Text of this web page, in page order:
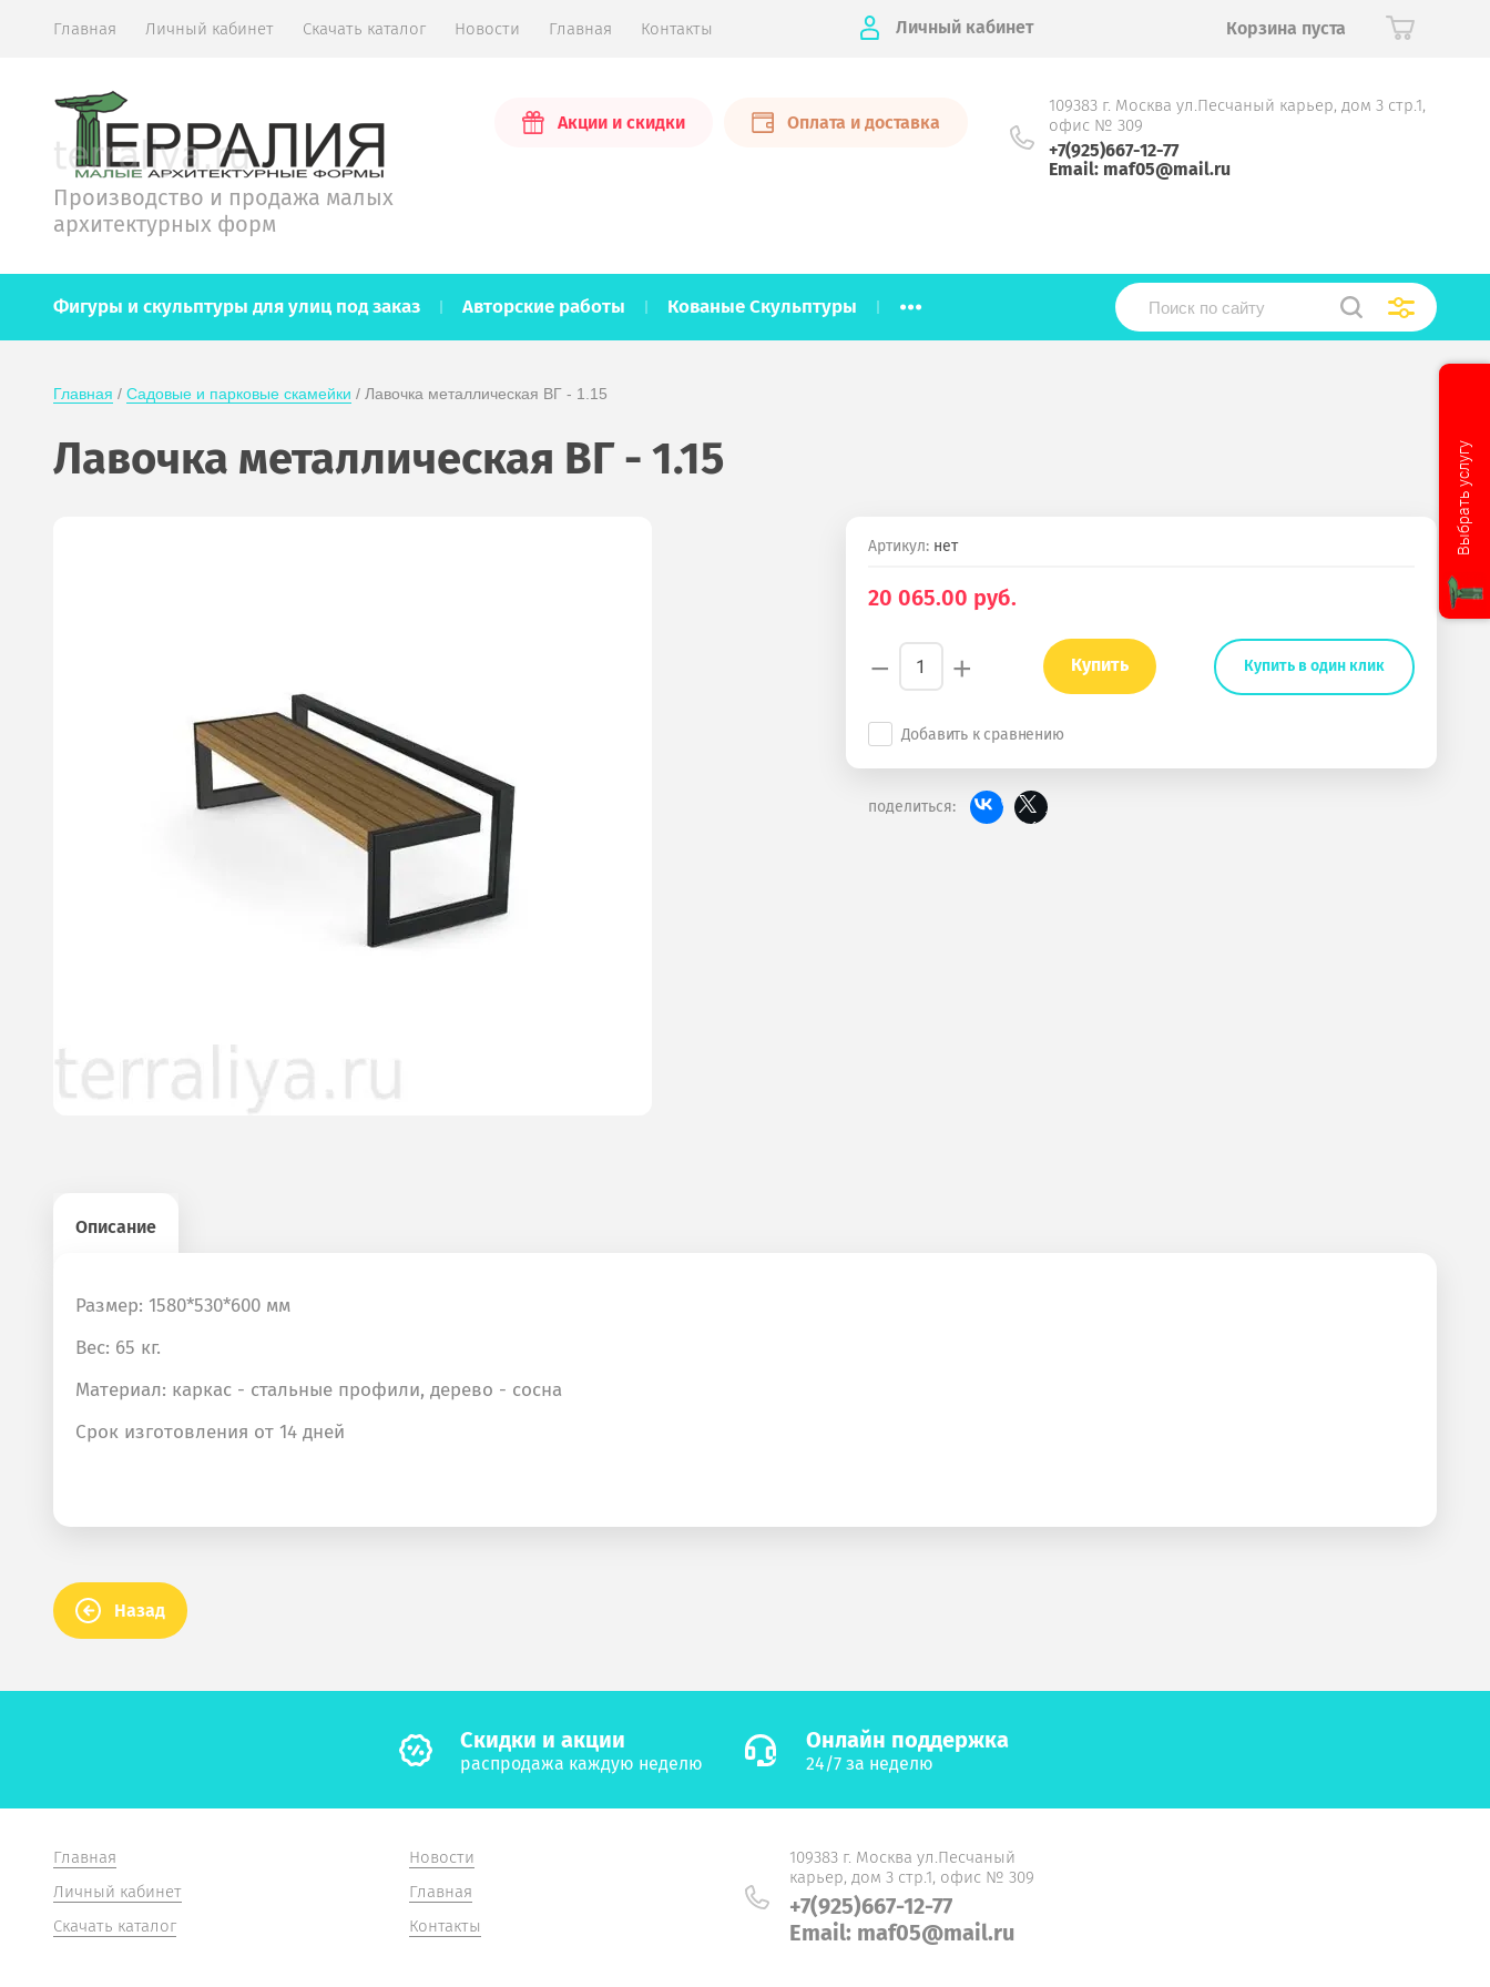
Главная Личный кабинет Скачать каталог Новости Главная Контакты Личный кабинет Корзина пуста
Производство и продажа малых
архитектурных форм
Акции и скидки Оплата и доставка
109383 г. Москва ул.Песчаный карьер, дом 3 стр.1,
офис № 309
+7(925)667-12-77
Email: maf05@mail.ru
Фигуры и скульптуры для улиц под заказ Авторские работы Кованые Скульптуры ...
Главная / Садовые и парковые скамейки / Лавочка металлическая ВГ - 1.15
Лавочка металлическая ВГ - 1.15
Артикул:нет
20 065.00 руб.
− + Купить Купить в один клик
Добавить к сравнению
поделиться:
Описание
Размер: 1580*530*600 мм
Вес: 65 кг.
Материал: каркас - стальные профили, дерево - сосна
Срок изготовления от 14 дней
Назад
Cкидки и акции
распродажа каждую неделю
Онлайн поддержка
24/7 за неделю
Главная
Личный кабинет
Скачать каталог
Новости
Главная
Контакты
109383 г. Москва ул.Песчаный
карьер, дом 3 стр.1, офис № 309
+7(925)667-12-77
Email: maf05@mail.ru
Выбрать услугу